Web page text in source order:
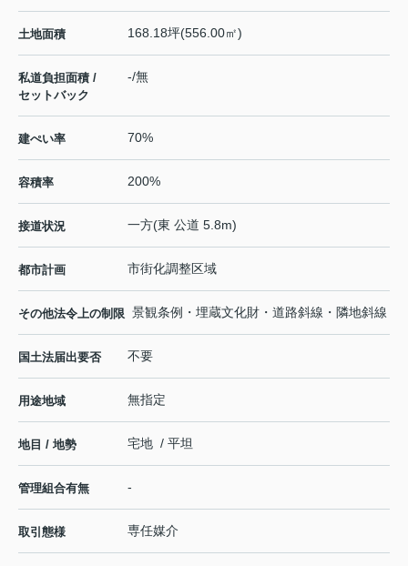
土地面積 168.18坪(556.00㎡)
私道負担面積 /
セットバック
-/無
建ぺい率 70%
容積率 200%
接道状況 一方(東 公道 5.8m)
都市計画 市街化調整区域
その他法令上の制限 景観条例・埋蔵文化財・道路斜線・隣地斜線
国土法届出要否 不要
用途地域 無指定
地目 / 地勢 宅地 / 平坦
管理組合有無 -
取引態様 専任媒介